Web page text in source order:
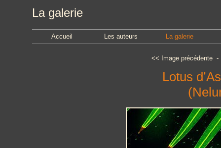
La galerie
Accueil Les auteurs La galerie
<< Image précédente
Lotus